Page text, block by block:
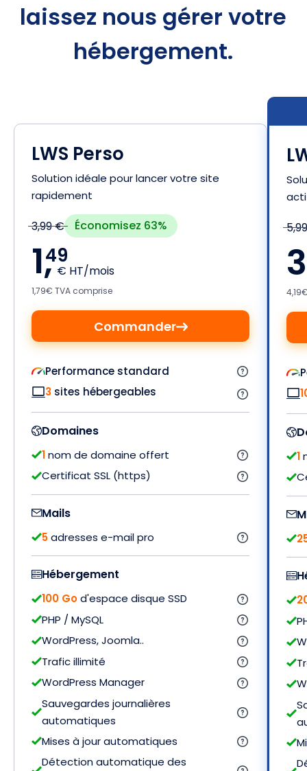
laissez nous gérer votre
hébergement.
LWS Perso
Solution idéale pour lancer votre site
rapidement
3,99 € Économisez 63%
1,49
€ HT/mois
1,79€ TVA comprise
Commander
Performance standard
3 sites hébergeables
Domaines
1nom de domaine offert
Certificat SSL (https)
Mails
5adresses e-mail pro
Hébergement
100 God'espace disque SSD
PHP / MySQL
WordPress, Joomla..
Trafic illimité
WordPress Manager
Sauvegardes journalières
automatiques
Mises à jour automatiques
Détection automatique des
1